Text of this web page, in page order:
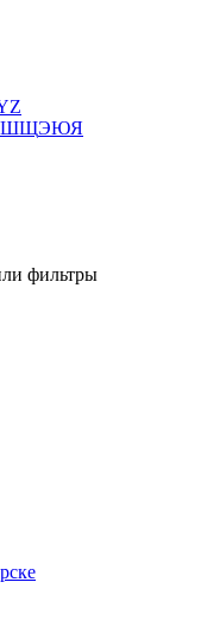
Z
ШЩЭЮЯ
фильтры